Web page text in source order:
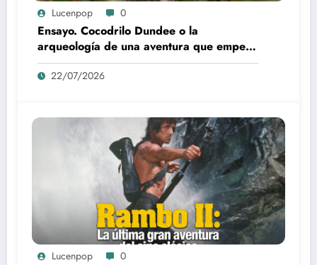
Lucenpop 0
Ensayo. Cocodrilo Dundee o la
arqueología de una aventura que empezó
como una rareza y terminó convertida en
reliquia
22/07/2026
Lucenpop 0